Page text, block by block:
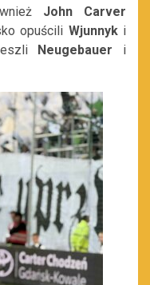
John Carver
opuścili Wjunnyki
Neugebauer i